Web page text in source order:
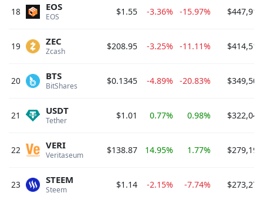
18 EOS
EOS $1.55 -3.36% -15.97%
19 Zcash
ZEC $208.95 -3.25% -11.11%
20 BitShares
BTS $0.1345 -4.89% -20.83%
21 Tether
USDT $1.01 0.77% 0.98%
22 Veritaseum
VERI $138.87 14.95% 1.77%
23 Steem
STEEM $1.14 -2.15% -7.74%